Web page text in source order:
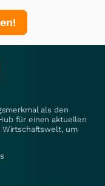
als den
für einen aktuellen
Wirtschaftswelt, um